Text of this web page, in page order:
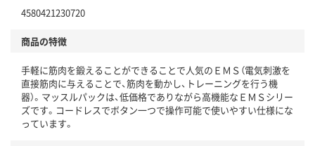
4580421230720
商品の特徴
手軽に筋肉を鍛えることができることで人気のＥＭＳ（電気刺激を
直接筋肉に与えることで、筋肉を動かし、トレーニングを行う機
器）。マッスルパックは、低価格でありながら高機能なＥＭＳシリー
ズです。コードレスでボタン一つで操作可能で使いやすい仕様にな
っています。